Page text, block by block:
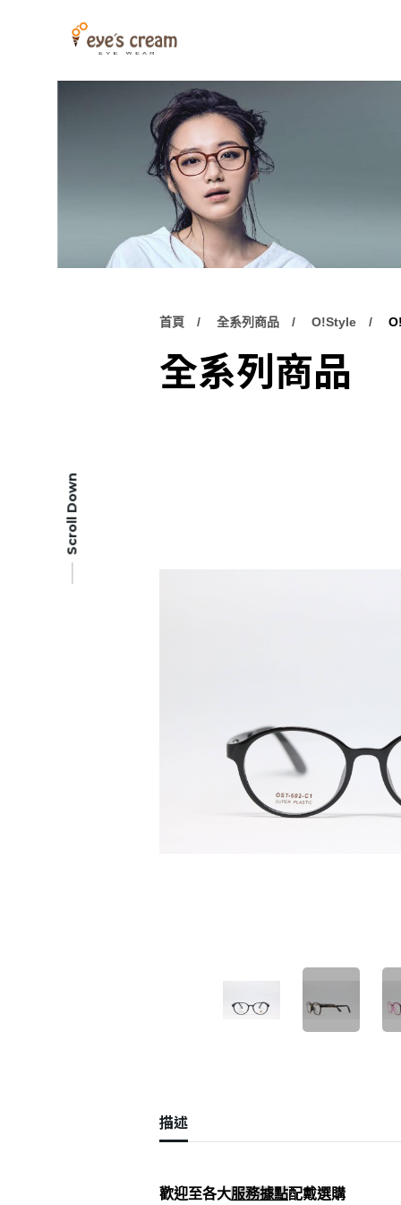
首頁 全系列商品 O!Style
全系列商品
Scroll Down
描述
歡迎至各大服務據點配戴選購